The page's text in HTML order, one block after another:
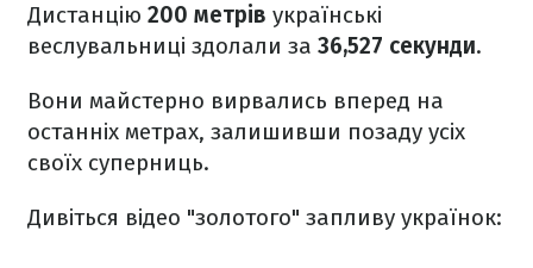
Дистанцію 200 метрів українські
веслувальниці здолали за 36,527 секунди.
Вони майстерно вирвались вперед на
останніх метрах, залишивши позаду усіх
своїх суперниць.
Дивіться відео "золотого" запливу українок: